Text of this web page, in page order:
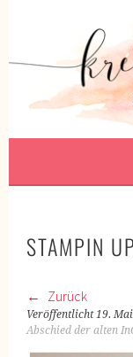
KREATIV SEIN
STAMPIN
Zurück
Veröffentlicht19.
Abschied der alten